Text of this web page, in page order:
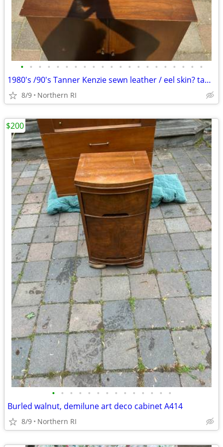
• • • • • • • • • • • • • • • • • • • • •
1980's /90's Tanner Kenzie sewn leather / eel skin? table lamp A415
8/9 Northern RI
• • • • • • • • • • • • • •
Burled walnut, demilune art deco cabinet A414
8/9 Northern RI
$200